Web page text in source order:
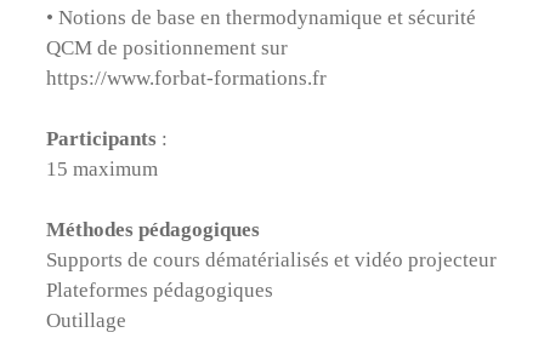
• Notions de base en thermodynamique et sécurité
QCM de positionnement sur
https://www.forbat-formations.fr
Participants :
15 maximum
Méthodes pédagogiques
Supports de cours dématérialisés et vidéo projecteur
Plateformes pédagogiques
Outillage